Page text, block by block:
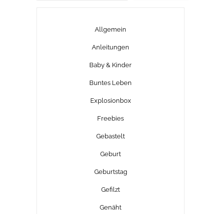
Allgemein
Anleitungen
Baby & Kinder
Buntes Leben
Explosionbox
Freebies
Gebastelt
Geburt
Geburtstag
Gefilzt
Genäht